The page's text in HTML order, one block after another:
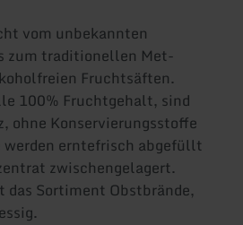
vom unbekannten
zum traditionellen Met-
Fruchtsäften.
100% Fruchtgehalt, sind
ohne Konservierungsstoffe
erntefrisch abgefüllt
zwischengelagert.
das Sortiment Obstbrände,